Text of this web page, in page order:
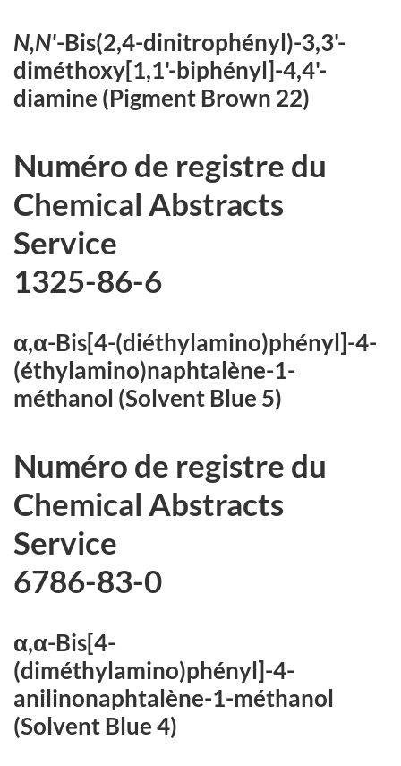
N,N'-Bis(2,4-dinitrophényl)-3,3'-
diméthoxy[1,1'-biphényl]-4,4'-
diamine (Pigment Brown 22)
Numéro de registre du
Chemical Abstracts
Service
1325-86-6
α,α-Bis[4-(diéthylamino)phényl]-4-
(éthylamino)naphtalène-1-
méthanol (Solvent Blue 5)
Numéro de registre du
Chemical Abstracts
Service
6786-83-0
α,α-Bis[4-
(diméthylamino)phényl]-4-
anilinonaphtalène-1-méthanol
(Solvent Blue 4)